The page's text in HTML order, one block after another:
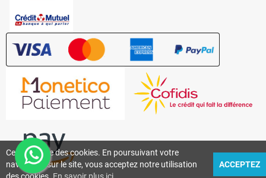
Ce site utilise des cookies. En poursuivant votre
navigation sur le site, vous acceptez notre utilisation
ACCEPTEZ